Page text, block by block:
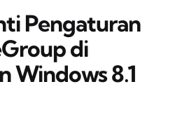
Pengaturan
di
Windows 8.1